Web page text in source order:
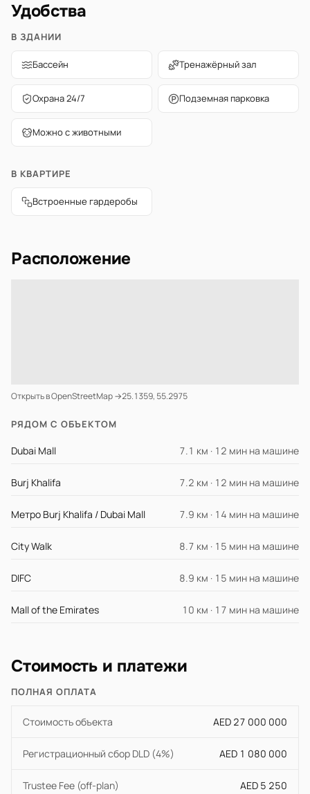
Удобства
В ЗДАНИИ
Бассейн Тренажёрный зал
Охрана 24/7 Подземная парковка
Можно с животными
В КВАРТИРЕ
Встроенные гардеробы
Расположение
Открыть в OpenStreetMap →25.1359, 55.2975
РЯДОМ С ОБЪЕКТОМ
Dubai Mall 7.1 км · 12 мин на машине
Burj Khalifa 7.2 км · 12 мин на машине
Метро Burj Khalifa / Dubai Mall 7.9 км · 14 мин на машине
City Walk 8.7 км · 15 мин на машине
DIFC 8.9 км · 15 мин на машине
Mall of the Emirates 10 км · 17 мин на машине
Стоимость и платежи
ПОЛНАЯ ОПЛАТА
Стоимость объекта AED 27 000 000
Регистрационный сбор DLD (4%) AED 1 080 000
Trustee Fee (off-plan) AED 5 250